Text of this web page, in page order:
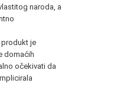
naroda, a
je
domaćih
očekivati da